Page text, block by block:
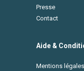
Presse
Contact
Aide &
Mentions légales